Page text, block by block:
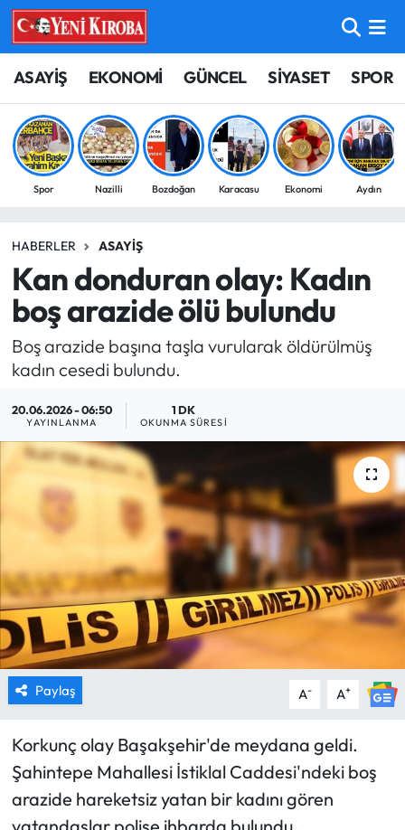
ASAYİŞ EKONOMİ GÜNCEL SİYASET SPOR
Spor Nazilli Bozdoğan Karacasu Ekonomi Aydın
HABERLER ASAYIŞ
Kan donduran olay: Kadın
boş arazide ölü bulundu
Boş arazide başına taşla vurularak öldürülmüş
kadın cesedi bulundu.
20.06.2026 - 06:50
YAYINLANMA
1 DK
OKUNMA SÜRESI
Paylaş A- A+
Korkunç olay Başakşehir'de meydana geldi.
Şahintepe Mahallesi İstiklal Caddesi'ndeki boş
arazide hareketsiz yatan bir kadını gören
ASAYİŞ
BİLİM-TEKNOLOJİ
ÇEVRE
EĞİTİM
GÜNCEL
MAGAZİN
SAĞLIK
SİYASET
SPOR
TARIM
TURİZM
RESMİ İLANLAR
HABER İLAN
Aydın Nöbetçi Eczaneler
Aydın Hava Durumu
Aydin Namaz Vakitleri
Süper Lig Puan Durumu ve Fikstür
Tüm Manşetler
Son Dakika Haberleri